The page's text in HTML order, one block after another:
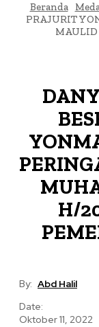
Beranda
PRAJURIT
MAULID
H/
By: Abd Halil
Date:
Oktober 11, 2022